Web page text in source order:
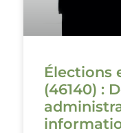
Élections
(46140) :